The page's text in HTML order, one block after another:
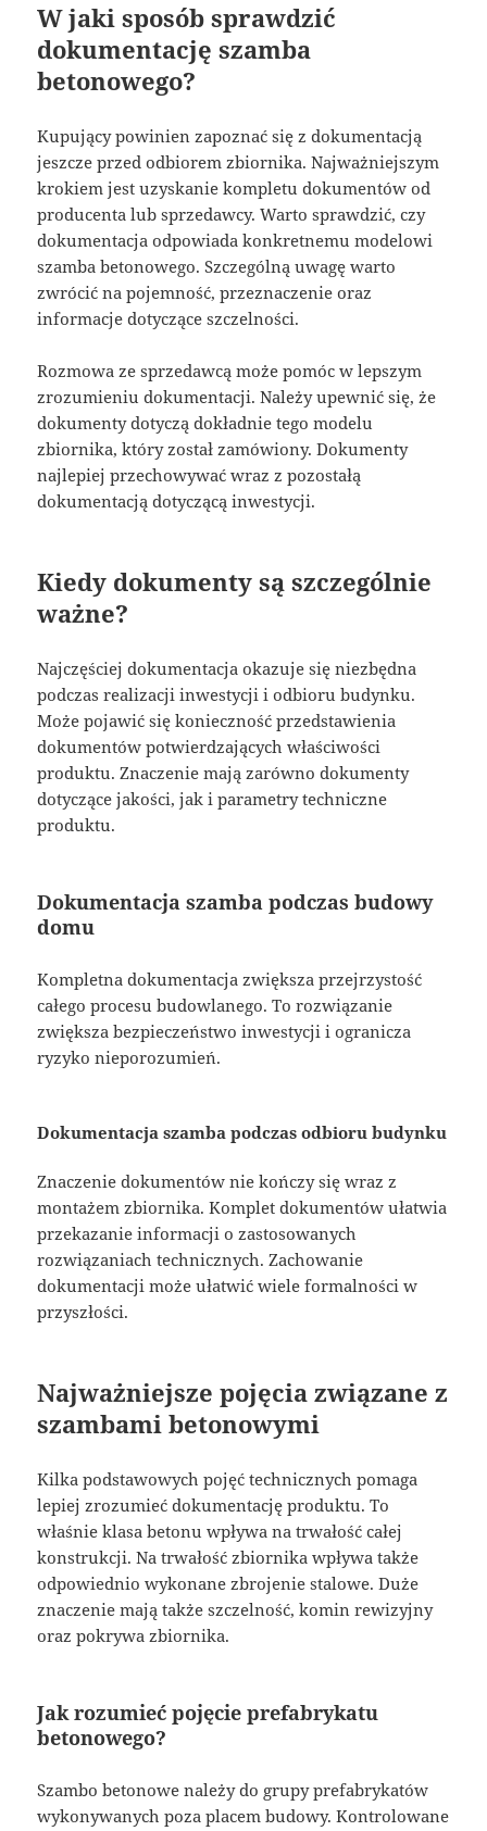
W jaki sposób sprawdzić
dokumentację szamba
betonowego?
Kupujący powinien zapoznać się z dokumentacją
jeszcze przed odbiorem zbiornika. Najważniejszym
krokiem jest uzyskanie kompletu dokumentów od
producenta lub sprzedawcy. Warto sprawdzić, czy
dokumentacja odpowiada konkretnemu modelowi
szamba betonowego. Szczególną uwagę warto
zwrócić na pojemność, przeznaczenie oraz
informacje dotyczące szczelności.
Rozmowa ze sprzedawcą może pomóc w lepszym
zrozumieniu dokumentacji. Należy upewnić się, że
dokumenty dotyczą dokładnie tego modelu
zbiornika, który został zamówiony. Dokumenty
najlepiej przechowywać wraz z pozostałą
dokumentacją dotyczącą inwestycji.
Kiedy dokumenty są szczególnie
ważne?
Najczęściej dokumentacja okazuje się niezbędna
podczas realizacji inwestycji i odbioru budynku.
Może pojawić się konieczność przedstawienia
dokumentów potwierdzających właściwości
produktu. Znaczenie mają zarówno dokumenty
dotyczące jakości, jak i parametry techniczne
produktu.
Dokumentacja szamba podczas budowy
domu
Kompletna dokumentacja zwiększa przejrzystość
całego procesu budowlanego. To rozwiązanie
zwiększa bezpieczeństwo inwestycji i ogranicza
ryzyko nieporozumień.
Dokumentacja szamba podczas odbioru budynku
Znaczenie dokumentów nie kończy się wraz z
montażem zbiornika. Komplet dokumentów ułatwia
przekazanie informacji o zastosowanych
rozwiązaniach technicznych. Zachowanie
dokumentacji może ułatwić wiele formalności w
przyszłości.
Najważniejsze pojęcia związane z
szambami betonowymi
Kilka podstawowych pojęć technicznych pomaga
lepiej zrozumieć dokumentację produktu. To
właśnie klasa betonu wpływa na trwałość całej
konstrukcji. Na trwałość zbiornika wpływa także
odpowiednio wykonane zbrojenie stalowe. Duże
znaczenie mają także szczelność, komin rewizyjny
oraz pokrywa zbiornika.
Jak rozumieć pojęcie prefabrykatu
betonowego?
Szambo betonowe należy do grupy prefabrykatów
wykonywanych poza placem budowy. Kontrolowane